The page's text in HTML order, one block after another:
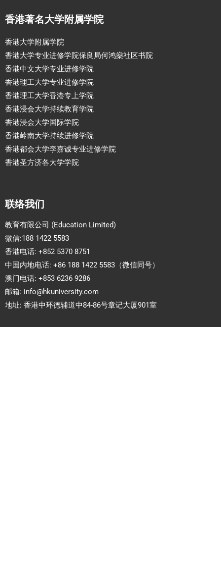
香港著名大学附属学院
香港大学附属学院
香港大学专业进修学院保良局何鸿燊社区书院
香港中文大学专业进修学院
香港理工大学专业进修学院
香港理工大学香港专上学院
香港浸会大学持续教育学院
香港浸会大学国际学院
香港岭南大学持续进修学院
香港都会大学李嘉诚专业进修学院
香港圣方济各大学学院
联络我们
教育有限公司 (Education Limited)
微信:188 1422 5583
香港电话: +852 5370 8751
中国内地电话: +86 188 1422 5583（微信同号）
澳门电话: +853 6236 9286
邮箱: info@hkuniversity.com
地址: 香港中环德辅道中84-86号章记大厦901室